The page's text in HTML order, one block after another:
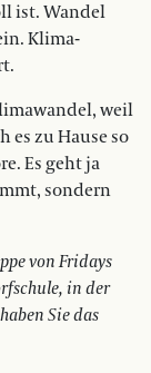
ist. Wandel
Klima-
weil
es zu Hause so
Es geht ja
sondern
von Fridays
in der
Sie das